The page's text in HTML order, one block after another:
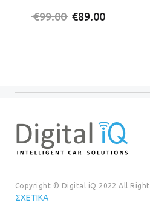
€99.00 Original
€89.00
Copyright © Digital iQ 2022 All
ΣΧΕΤΙΚΆ